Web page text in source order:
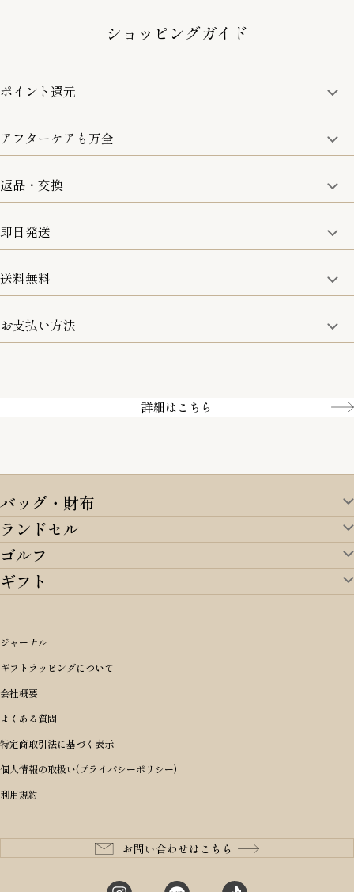
ショッピングガイド
ポイント還元
商品金額の10%をポイント還元いたします。
アフターケアも万全
取り扱い商品はすべて正規品となります。
修理などのご相談に関しましては、責任を持って対応させてい
ただきます。
返品・交換
8日以内なら、返品・交換も可能です。
即日発送
15:00までのご注文は即日発送
お取寄せ商品を除く
送料無料
5,500円(税込)以上で全国送料無料となります。
お支払い方法
詳細はこちら
バッグ・財布
バッグ・財布TOP
すべてを見る
アイテムから選ぶ
リュックサック・デイパック・バックパック
ショルダーバッグ
ボディバッグ・ウエストバッグ
長財布
二つ折り財布
三つ折り財布
コインケース・小銭入れ
m＋ エムピウ
PORTER 吉田カバン ポーター
BRIEFING ブリーフィング
Dakota ダコタ
CLEDRAN クレドラン
aniary アニアリ
CIE シー
StitchandSew ステッチアンドソー
ランドセル
ランドセルTOP
すべてを見る
オリジナルランドセル
女の子ランドセル
男の子ランドセル
ランドセル小物・その他
レッド
ピンク
パープル(ラベンダー)
キャメル
価格から選ぶ
〜49,999円
50,000円〜59,999円
60,000円〜69,999円
70,000円〜79,999円
80,000円〜
ゴルフ
ゴルフTOP
アイテムから選ぶ
キャディバッグ
ヘッドカバー
ゴルフ小物
ゴルフウェア/アクセサリー
ブランドから選ぶ
BRIEFING ブリーフィング
master-piece マスターピース
JONES ジョーンズ
木の庄帆布
ギフト
シーンから探す
誕生日
結婚祝い
出産祝い
入学・進学祝い
成人祝い
就職・栄転祝い
長寿・還暦祝い
性別・年齢から探す
男性向け
女性向け
10代
20代
30代
予算から探す
〜4,999円
5,000円〜9,999円
10,000円〜19,999円
20,000円〜29,999円
ジャーナル
ギフトラッピングについて
会社概要
よくある質問
特定商取引法に基づく表示
個人情報の取扱い(プライバシーポリシー)
利用規約
お問い合わせはこちら